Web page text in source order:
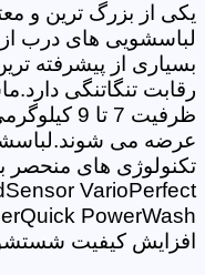
یکی از بزرگ ترین و
لباسشویی های درب
بسیاری از پیشرفته
رقابت تنگاتنگی
عرضه می
VarioPerfect
افزایش کیفیت